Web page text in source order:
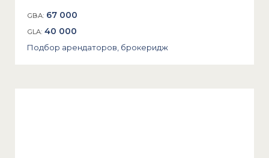
GBA: 67 000
GLA: 40 000
Подбор арендаторов, брокеридж